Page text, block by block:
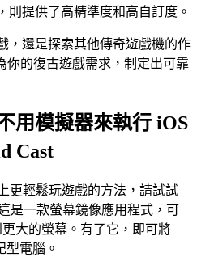
則提供了高精準度和高自訂度。
，還是探索其他傳奇遊戲機的作
你的復古遊戲需求，制定出可靠
用模擬器來執行 iOS
Cast
更輕鬆玩遊戲的方法，請試試
是一款螢幕鏡像應用程式，可
更大的螢幕。有了它，即可將
型電腦。